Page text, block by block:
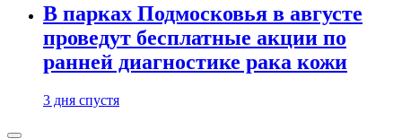
В парках Подмосковья в августе
проведут бесплатные акции по
ранней диагностике рака кожи
3 дня спустя